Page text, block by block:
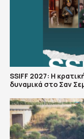
SSIFF 2027: Η
δυναμικά στο Σαν